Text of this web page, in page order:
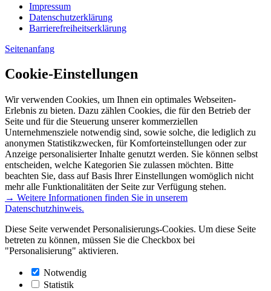
Impressum
Datenschutzerklärung
Barrierefreiheitserklärung
Seitenanfang
Cookie-Einstellungen
Wir verwenden Cookies, um Ihnen ein optimales Webseiten-
Erlebnis zu bieten. Dazu zählen Cookies, die für den Betrieb der
Seite und für die Steuerung unserer kommerziellen
Unternehmensziele notwendig sind, sowie solche, die lediglich zu
anonymen Statistikzwecken, für Komforteinstellungen oder zur
Anzeige personalisierter Inhalte genutzt werden. Sie können selbst
entscheiden, welche Kategorien Sie zulassen möchten. Bitte
beachten Sie, dass auf Basis Ihrer Einstellungen womöglich nicht
mehr alle Funktionalitäten der Seite zur Verfügung stehen.
→ Weitere Informationen finden Sie in unserem
Datenschutzhinweis.
Diese Seite verwendet Personalisierungs-Cookies. Um diese Seite
betreten zu können, müssen Sie die Checkbox bei
"Personalisierung" aktivieren.
Notwendig
Statistik